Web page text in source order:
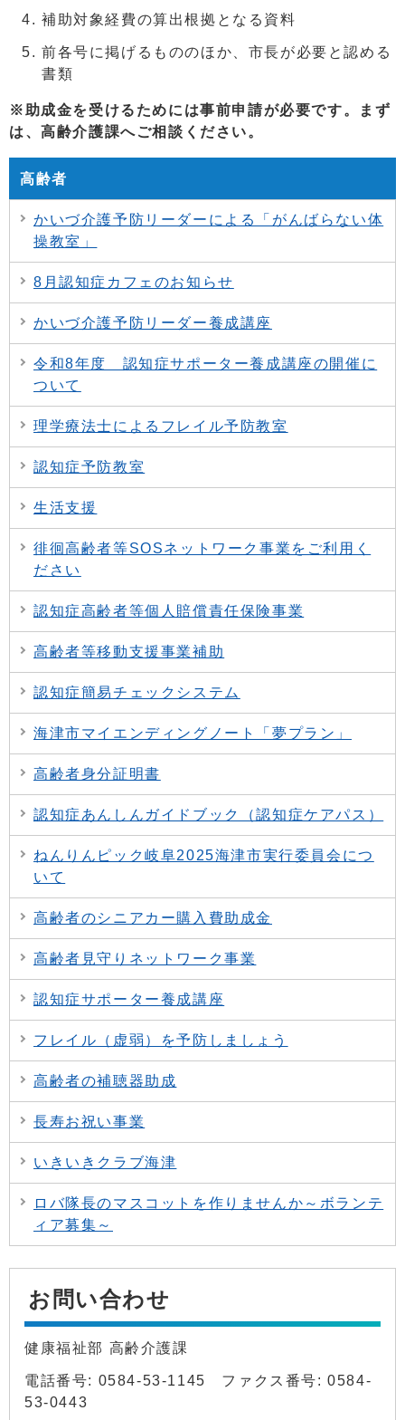
補助対象経費の算出根拠となる資料
前各号に掲げるもののほか、市長が必要と認める
書類
※助成金を受けるためには事前申請が必要です。まず
は、高齢介護課へご相談ください。
高齢者
かいづ介護予防リーダーによる「がんばらない体
操教室」
8月認知症カフェのお知らせ
かいづ介護予防リーダー養成講座
令和8年度 認知症サポーター養成講座の開催に
ついて
理学療法士によるフレイル予防教室
認知症予防教室
生活支援
徘徊高齢者等SOSネットワーク事業をご利用く
ださい
認知症高齢者等個人賠償責任保険事業
高齢者等移動支援事業補助
認知症簡易チェックシステム
海津市マイエンディングノート「夢プラン」
高齢者身分証明書
認知症あんしんガイドブック（認知症ケアパス）
ねんりんピック岐阜2025海津市実行委員会につ
いて
高齢者のシニアカー購入費助成金
高齢者見守りネットワーク事業
認知症サポーター養成講座
フレイル（虚弱）を予防しましょう
高齢者の補聴器助成
長寿お祝い事業
いきいきクラブ海津
ロバ隊長のマスコットを作りませんか～ボランテ
ィア募集～
お問い合わせ
健康福祉部 高齢介護課
電話番号: 0584-53-1145 ファクス番号: 0584-
53-0443